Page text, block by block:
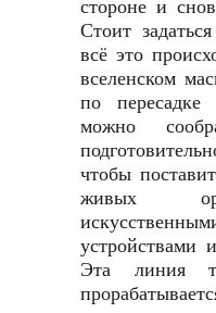
стороне и
Стоит
всё это
вселенском
по
можно
чтобы
живых
устройствами
Эта линия